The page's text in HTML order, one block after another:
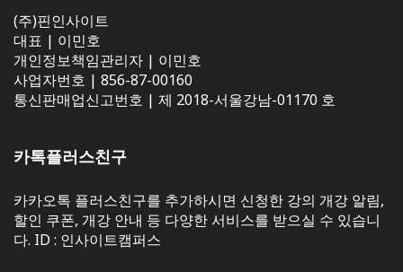
(주)핀인사이트
대표 | 이민호
개인정보책임관리자 | 이민호
사업자번호 | 856-87-00160
통신판매업신고번호 | 제 2018-서울강남-01170 호
카톡플러스친구
카카오톡 플러스친구를 추가하시면 신청한 강의 개강 알림,
할인 쿠폰, 개강 안내 등 다양한 서비스를 받으실 수 있습니
다. ID : 인사이트캠퍼스